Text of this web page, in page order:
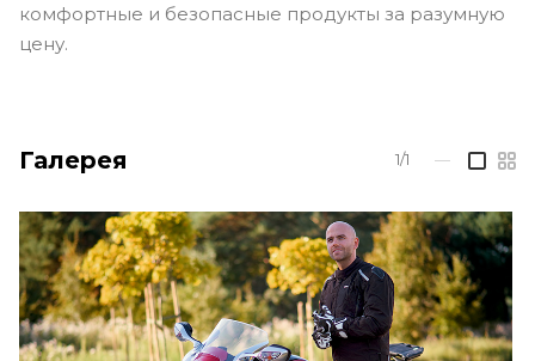
комфортные и безопасные продукты за разумную
цену.
Галерея 1/1 —